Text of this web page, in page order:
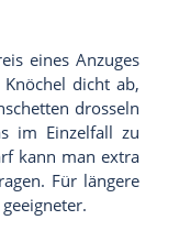
eines Anzuges
dicht ab,
drosseln
im Einzelfall zu
kann man extra
Für längere